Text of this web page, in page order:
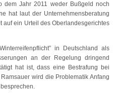
dem Jahr 2011 weder Bußgeld noch
hat laut der Unternehmensberatung
auf ein Urteil des Oberlandesgerichtes
in Deutschland als
an der Regelung dringend
hat ist, dass eine Bestrafung bei
wird die Problematik Anfang